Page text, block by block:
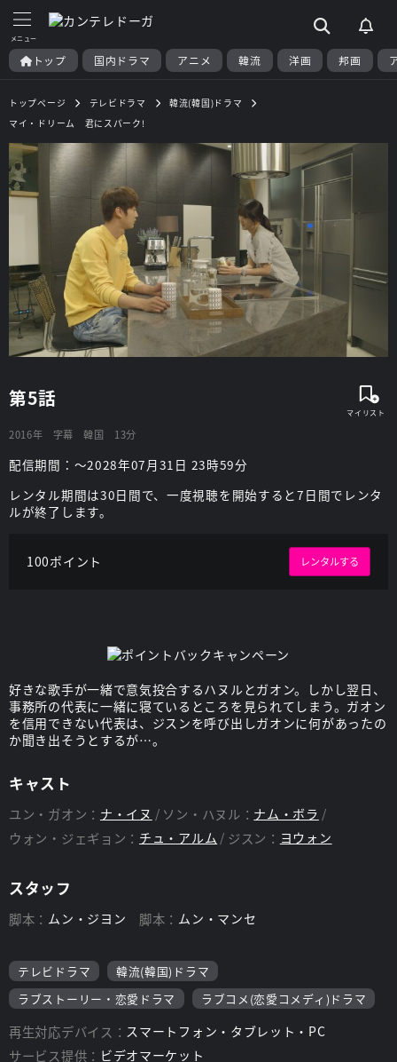
トップ 国内ドラマ アニメ 韓流 洋画 邦画
トップページ テレビドラマ
韓流(韓国)ドラマ
マイ・ドリーム 君にスパーク!
第5話
2016年 字幕 韓国 13分
配信期間：～2028年07月31日 23時59分
レンタル期間は30日間で、一度視聴を開始すると7日間でレンタ
ルが終了します。
100ポイント レンタルする
好きな歌手が一緒で意気投合するハヌルとガオン。しかし翌日、
事務所の代表に一緒に寝ているところを見られてしまう。ガオン
を信用できない代表は、ジスンを呼び出しガオンに何があったの
か聞き出そうとするが…。
キャスト
ユン・ガオン： ナ・イヌ ソン・ハヌル： ナム・ボラ
ウォン・ジェギョン： チュ・アルム ジスン： ヨウォン
スタッフ
脚本： ムン・ジヨン 脚本： ムン・マンセ
テレビドラマ
韓流(韓国)ドラマ
ラブストーリー・恋愛ドラマ
ラブコメ(恋愛コメディ)ドラマ
再生対応デバイス： スマートフォン・タブレット・PC
サービス提供： ビデオマーケット